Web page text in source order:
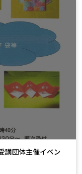
講団体主催イベン